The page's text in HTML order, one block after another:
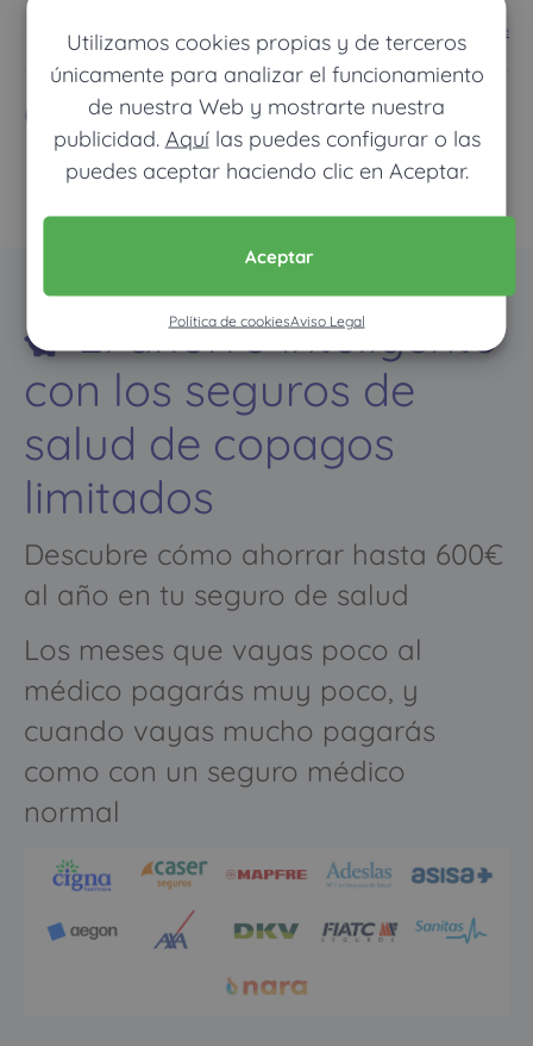
Utilizamos cookies propias y de terceros
únicamente para analizar el funcionamiento
de nuestra Web y mostrarte nuestra
publicidad. Aquílas puedes configurar o las
puedes aceptar haciendo clic en Aceptar.
Aceptar
Política de cookiesAviso Legal
Ver mapa más grande
Compañías
El ahorro inteligente
con los seguros de
salud de copagos
limitados
Descubre cómo ahorrar hasta 600€
al año en tu seguro de salud
Los meses que vayas poco al
médico pagarás muy poco, y
cuando vayas mucho pagarás
como con un seguro médico
normal